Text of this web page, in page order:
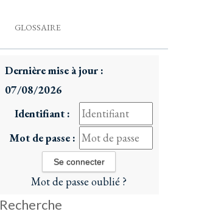
GLOSSAIRE
Dernière mise à jour :
07/08/2026
Identifiant :
Mot de passe :
Mot de passe oublié ?
Recherche